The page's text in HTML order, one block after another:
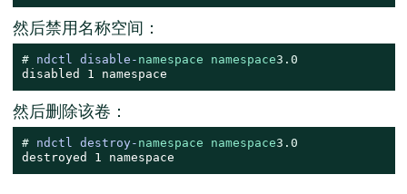
然后禁用名称空间：
# ndctl disable- namespace namespace3.0
disabled 1 namespace
然后删除该卷：
# ndctl destroy- namespace namespace3.0
destroyed 1 namespace